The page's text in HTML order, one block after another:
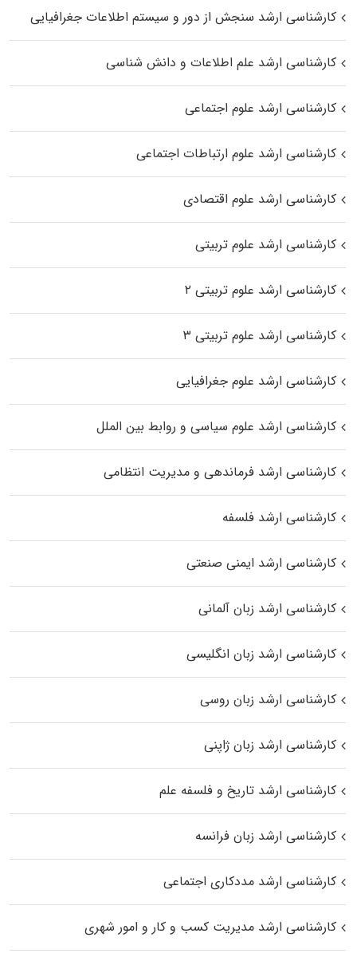
کارشناسی ارشد سنجش از دور و سیستم اطلاعات جغرافیایی
کارشناسی ارشد علم اطلاعات و دانش شناسی
کارشناسی ارشد علوم اجتماعی
کارشناسی ارشد علوم ارتباطات اجتماعی
کارشناسی ارشد علوم اقتصادی
کارشناسی ارشد علوم تربیتی
کارشناسی ارشد علوم تربیتی ۲
کارشناسی ارشد علوم تربیتی ۳
کارشناسی ارشد علوم جغرافیایی
کارشناسی ارشد علوم سیاسی و روابط بین الملل
کارشناسی ارشد فرماندهی و مدیریت انتظامی
کارشناسی ارشد فلسفه
کارشناسی ارشد ایمنی صنعتی
کارشناسی ارشد زبان آلمانی
کارشناسی ارشد زبان انگلیسی
کارشناسی ارشد زبان روسی
کارشناسی ارشد زبان ژاپنی
کارشناسی ارشد تاریخ و فلسفه علم
کارشناسی ارشد زبان فرانسه
کارشناسی ارشد مددکاری اجتماعی
کارشناسی ارشد مدیریت کسب و کار و امور شهری